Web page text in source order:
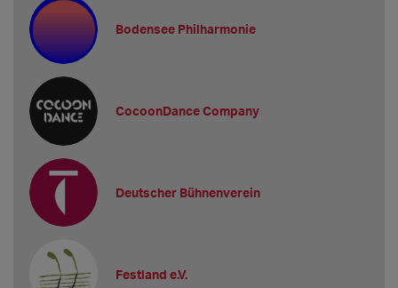
Bodensee Philharmonie
CocoonDance Company
Deutscher Bühnenverein
Festland e.V.